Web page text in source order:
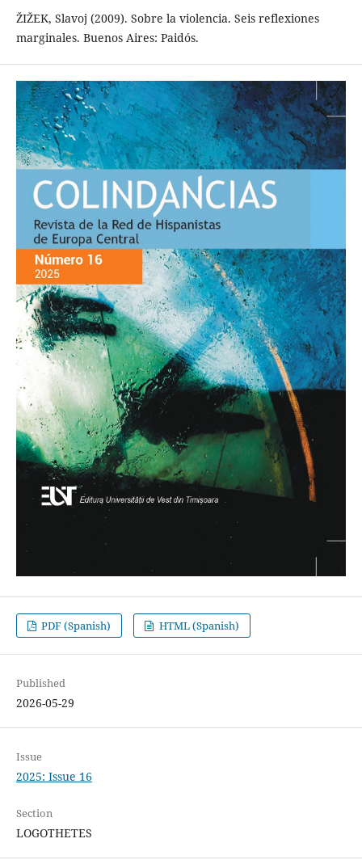
ŽIŽEK, Slavoj (2009). Sobre la violencia. Seis reflexiones
marginales. Buenos Aires: Paidós.
PDF (Spanish) HTML (Spanish)
Published
2026-05-29
Issue
2025: Issue 16
Section
LOGOTHETES